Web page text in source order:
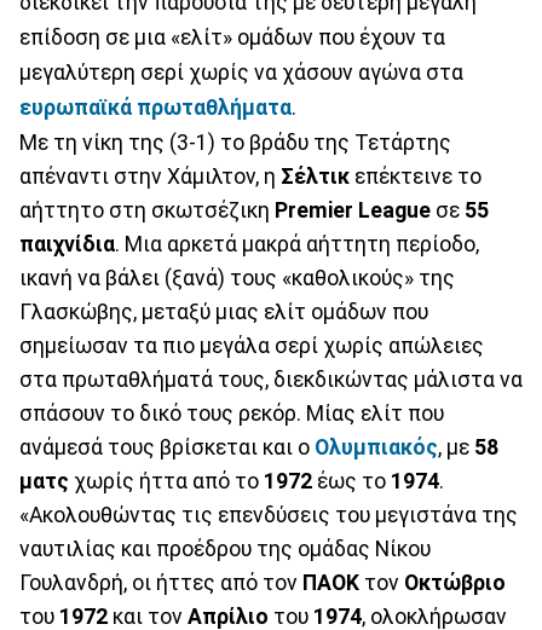
επίδοση σε μια «ελίτ» ομάδων που έχουν τα
μεγαλύτερη σερί χωρίς να χάσουν αγώνα στα
ευρωπαϊκά πρωταθλήματα.
Με τη νίκη της (3-1) το βράδυ της Τετάρτης
απέναντι στην Χάμιλτον, η Σέλτικ επέκτεινε το
αήττητο στη σκωτσέζικη Premier League σε 55
παιχνίδια. Μια αρκετά μακρά αήττητη περίοδο,
ικανή να βάλει (ξανά) τους «καθολικούς» της
Γλασκώβης, μεταξύ μιας ελίτ ομάδων που
σημείωσαν τα πιο μεγάλα σερί χωρίς απώλειες
στα πρωταθλήματά τους, διεκδικώντας μάλιστα να
σπάσουν το δικό τους ρεκόρ. Μίας ελίτ που
ανάμεσά τους βρίσκεται και ο Ολυμπιακός, με 58
ματς χωρίς ήττα από το 1972 έως το 1974.
«Ακολουθώντας τις επενδύσεις του μεγιστάνα της
ναυτιλίας και προέδρου της ομάδας Νίκου
Γουλανδρή, οι ήττες από τον ΠΑΟΚ τον Οκτώβριο
του 1972 και τον Απρίλιο του 1974, ολοκλήρωσαν